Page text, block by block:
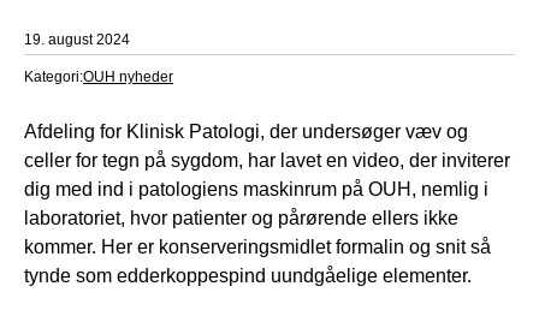
19. august 2024
Kategori:OUH nyheder
Afdeling for Klinisk Patologi, der undersøger væv og
celler for tegn på sygdom, har lavet en video, der inviterer
dig med ind i patologiens maskinrum på OUH, nemlig i
laboratoriet, hvor patienter og pårørende ellers ikke
kommer. Her er konserveringsmidlet formalin og snit så
tynde som edderkoppespind uundgåelige elementer.